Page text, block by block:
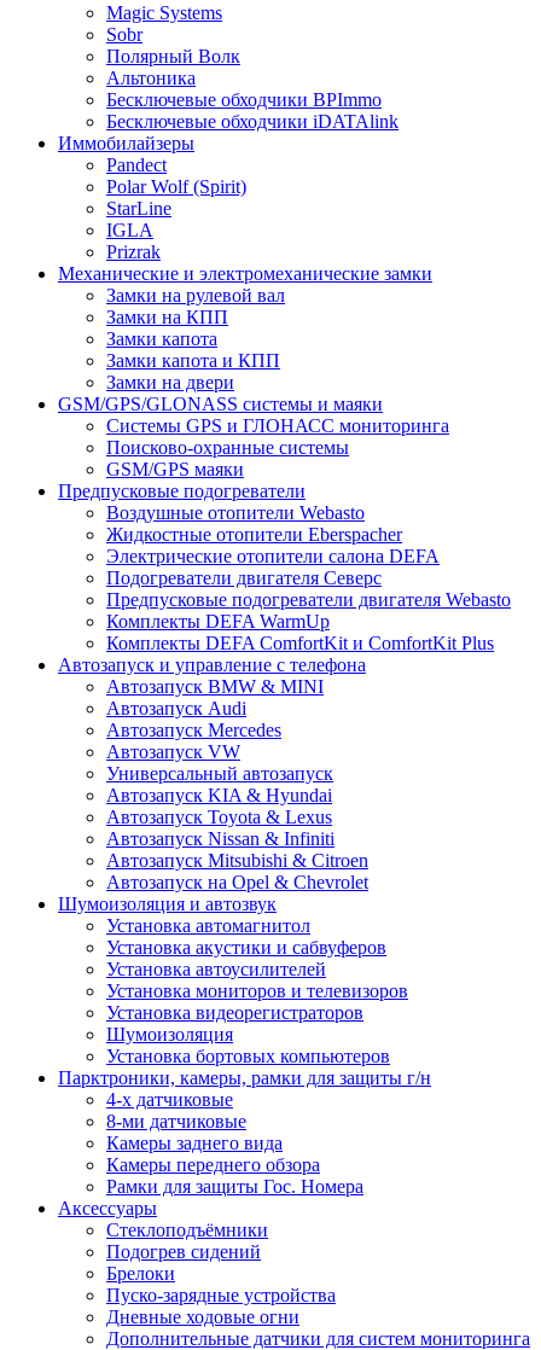
Magic Systems
Sobr
Полярный Волк
Альтоника
Бесключевые обходчики BPImmo
Бесключевые обходчики iDATAlink
Иммобилайзеры
Pandect
Polar Wolf (Spirit)
StarLine
IGLA
Prizrak
Механические и электромеханические замки
Замки на рулевой вал
Замки на КПП
Замки капота
Замки капота и КПП
Замки на двери
GSM/GPS/GLONASS системы и маяки
Системы GPS и ГЛОНАСС мониторинга
Поисково-охранные системы
GSM/GPS маяки
Предпусковые подогреватели
Воздушные отопители Webasto
Жидкостные отопители Eberspacher
Электрические отопители салона DEFA
Подогреватели двигателя Северс
Предпусковые подогреватели двигателя Webasto
Комплекты DEFA WarmUp
Комплекты DEFA ComfortKit и ComfortKit Plus
Автозапуск и управление с телефона
Автозапуск BMW & MINI
Автозапуск Audi
Автозапуск Mercedes
Автозапуск VW
Универсальный автозапуск
Автозапуск KIA & Hyundai
Автозапуск Toyota & Lexus
Автозапуск Nissan & Infiniti
Автозапуск Mitsubishi & Citroen
Автозапуск на Opel & Chevrolet
Шумоизоляция и автозвук
Установка автомагнитол
Установка акустики и сабвуферов
Установка автоусилителей
Установка мониторов и телевизоров
Установка видеорегистраторов
Шумоизоляция
Установка бортовых компьютеров
Парктроники, камеры, рамки для защиты г/н
4-х датчиковые
8-ми датчиковые
Камеры заднего вида
Камеры переднего обзора
Рамки для защиты Гос. Номера
Аксессуары
Стеклоподъёмники
Подогрев сидений
Брелоки
Пуско-зарядные устройства
Дневные ходовые огни
Дополнительные датчики для систем мониторинга